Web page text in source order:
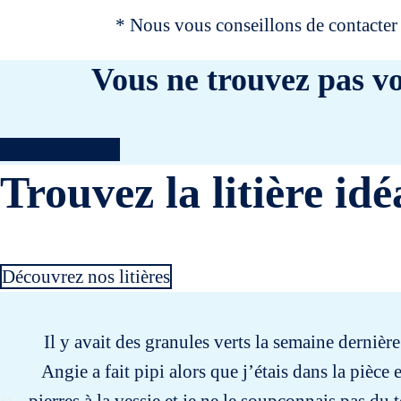
* Nous vous conseillons de
Vous ne trouvez pas
Trouvez la litière
Découvrez nos litières
Il y avait des granules verts la semaine
Angie a fait pipi alors que j’étais dans la pièce